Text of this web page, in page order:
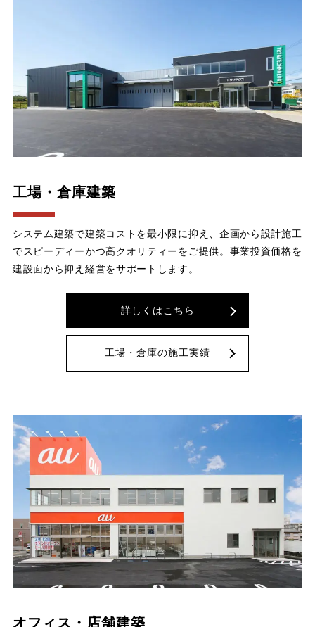
工場・倉庫建築
システム建築で建築コストを最小限に抑え、企画から設計施工
でスピーディーかつ高クオリティーをご提供。事業投資価格を
建設面から抑え経営をサポートします。
詳しくはこちら
工場・倉庫の施工実績
オフィス・店舗建築